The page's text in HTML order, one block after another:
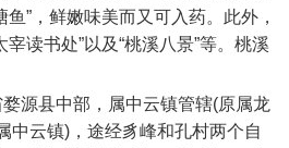
”，鲜嫩味美而又可入药。此外，
读书处”以及“桃溪八景”等。桃溪
县中部，属中云镇管辖(原属龙
中云镇)，途经豸峰和孔村两个自